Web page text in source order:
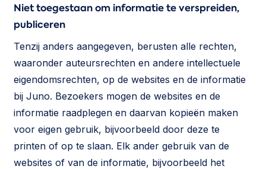
Niet toegestaan om informatie te verspreiden,
publiceren
Tenzij anders aangegeven, berusten alle rechten,
waaronder auteursrechten en andere intellectuele
eigendomsrechten, op de websites en de informatie
bij Juno. Bezoekers mogen de websites en de
informatie raadplegen en daarvan kopieën maken
voor eigen gebruik, bijvoorbeeld door deze te
printen of op te slaan. Elk ander gebruik van de
websites of van de informatie, bijvoorbeeld het